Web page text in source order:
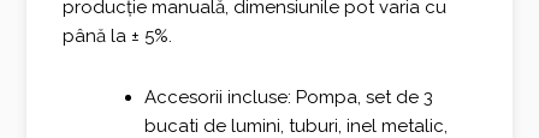
producție manuală, dimensiunile pot varia cu
până la ± 5%.
Accesorii incluse: Pompa, set de 3
bucati de lumini, tuburi, inel metalic,